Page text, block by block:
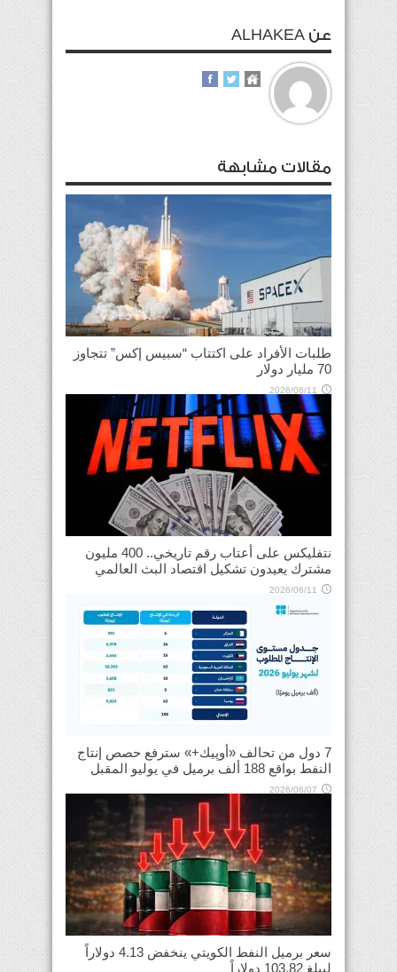
عن ALHAKEA
مقالات مشابهة
طلبات الأفراد على اكتتاب “سبيس إكس” تتجاوز
70 مليار دولار
2026/06/11
نتفليكس على أعتاب رقم تاريخي.. 400 مليون
مشترك يعيدون تشكيل اقتصاد البث العالمي
2026/06/11
7 دول من تحالف «أوپيك+» سترفع حصص إنتاج
النفط بواقع 188 ألف برميل في يوليو المقبل
2026/06/07
سعر برميل النفط الكويتي ينخفض 4.13 دولاراً
ليبلغ 103.82 دولاراً